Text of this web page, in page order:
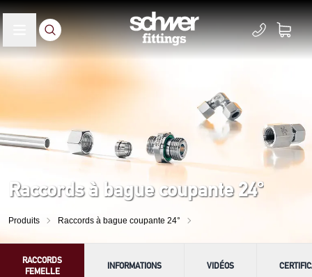
Raccords à bague coupante 24°
Produits Raccords à bague coupante 24°
RACCORDS
FEMELLE
INFORMATIONS VIDÉOS